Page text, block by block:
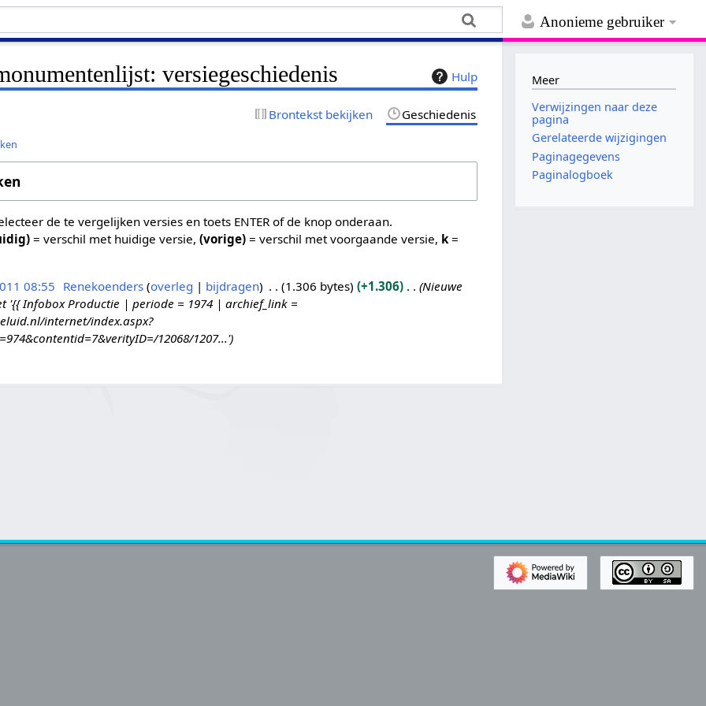
Anonieme gebruiker
Hulp
versiegeschiedenis
Brontekst bekijken Geschiedenis
de te vergelijken versies en toets ENTER of de knop onderaan.
= verschil met huidige versie,(vorige) = verschil met voorgaande versie, k =
08:55 Renekoenders overleg bijdragen 1.306 bytes +1.306
Nieuwe
'{{ Infobox Productie | periode = 1974 | archief_link =
internet/index.aspx?
12068/1207...'
Meer
Verwijzingen naar deze
pagina
Gerelateerde wijzigingen
Paginagegevens
Paginalogboek